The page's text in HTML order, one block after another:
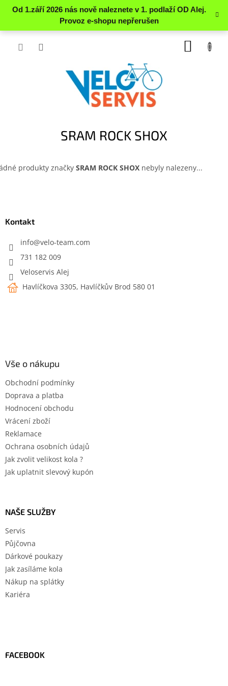
Přejít
SRAM ROCK SHOX
produkty značky SRAM ROCK SHOX nebyly nalezeny...
Kontakt
info@velo-team.com
731 182 009
Veloservis Alej
Havlíčkova 3305, Havlíčkův Brod 580 01
Vše o nákupu
Obchodní podmínky
Doprava a platba
Hodnocení obchodu
Vrácení zboží
Reklamace
Ochrana osobních údajů
Jak zvolit velikost kola ?
Jak uplatnit slevový kupón
NAŠE SLUŽBY
Servis
Půjčovna
Dárkové poukazy
Jak zasíláme kola
Nákup na splátky
Kariéra
FACEBOOK